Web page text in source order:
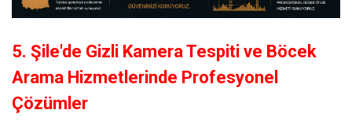
5. Şile'de Gizli Kamera Tespiti ve Böcek
Arama Hizmetlerinde Profesyonel
Çözümler